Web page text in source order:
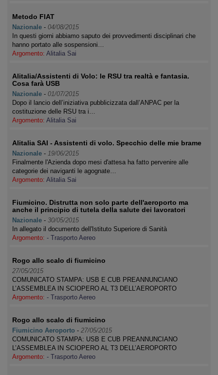
Metodo FIAT
Nazionale - 04/08/2015
In questi giorni abbiamo saputo dei provvedimenti disciplinari che
hanno portato alle sospensioni…
Argomento: Alitalia Sai
Alitalia/Assistenti di Volo: le RSU tra realtà e fantasia.
Cosa farà USB
Nazionale - 01/07/2015
Dopo il lancio dell’iniziativa pubblicizzata dall’ANPAC per la
costituzione delle RSU tra i…
Argomento: Alitalia Sai
Alitalia SAI - Assistenti di volo. Specchio delle mie brame
Nazionale - 19/06/2015
Finalmente l'Azienda dopo mesi d'attesa ha fatto pervenire alle
categorie dei naviganti le agognate…
Argomento: Alitalia Sai
Fiumicino. Distrutta non solo parte dell'aeroporto ma
anche il principio di tutela della salute dei lavoratori
Nazionale - 30/05/2015
In allegato il documento dell'Istituto Superiore di Sanità
Argomento: - Trasporto Aereo
Rogo allo scalo di fiumicino
27/05/2015
COMUNICATO STAMPA: USB E CUB PREANNUNCIANO
L’ASSEMBLEA IN SCIOPERO AL T3 DELL’AEROPORTO
Argomento: - Trasporto Aereo
Rogo allo scalo di fiumicino
Fiumicino Aeroporto - 27/05/2015
COMUNICATO STAMPA: USB E CUB PREANNUNCIANO
L’ASSEMBLEA IN SCIOPERO AL T3 DELL’AEROPORTO
Argomento: - Trasporto Aereo